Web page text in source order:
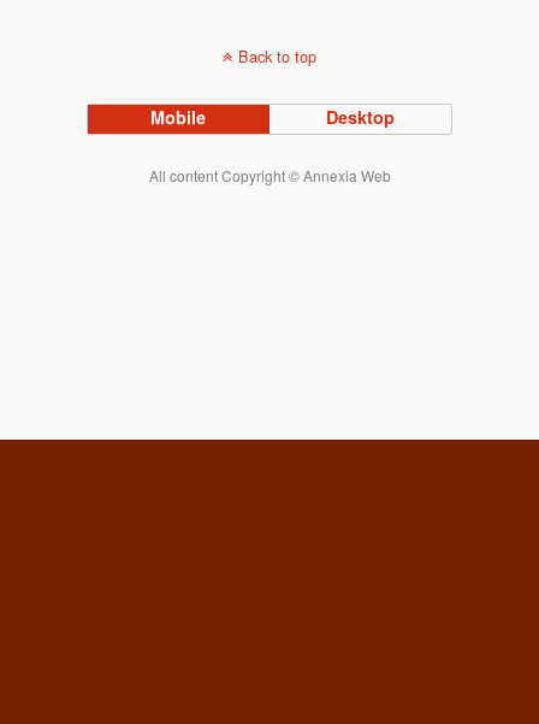
Back to top
Mobile Desktop
All content Copyright © Annexia Web